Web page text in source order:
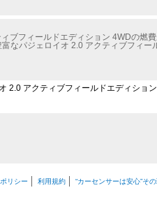
ブフィールドエディション 4WDの燃費
なパジェロイオ 2.0 アクティブフィー
2.0 アクティブフィールドエディショ
リシー 利用規約 “カーセンサーは安心”そ